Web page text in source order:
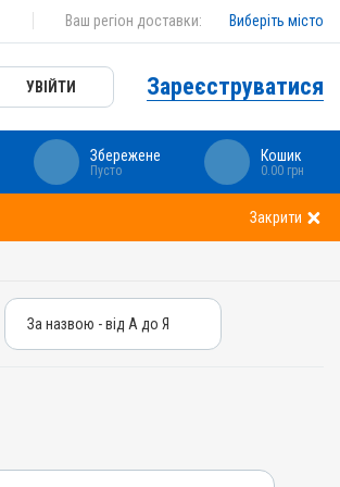
Ваш регіон доставки: Виберіть місто
УВІЙТИ Зареєструватися
Збережене
Пусто
Кошик
0.00 грн
Закрити
За назвою - від А до Я